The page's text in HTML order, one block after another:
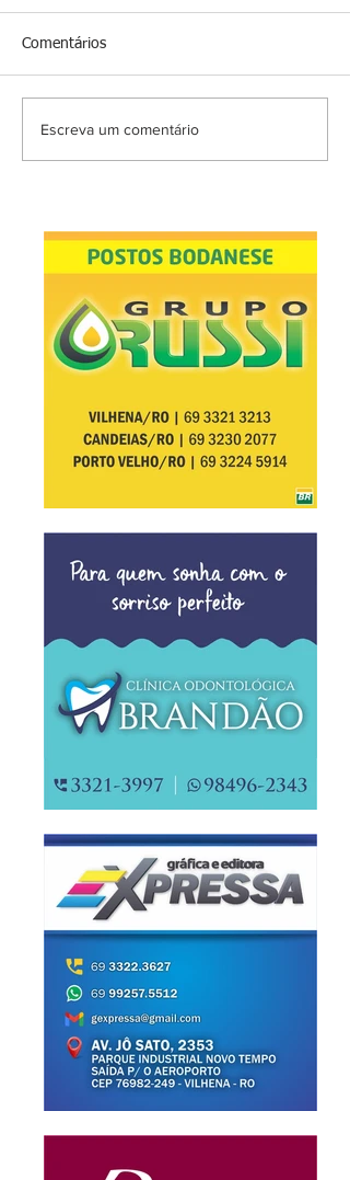
Comentários
Escreva um comentário